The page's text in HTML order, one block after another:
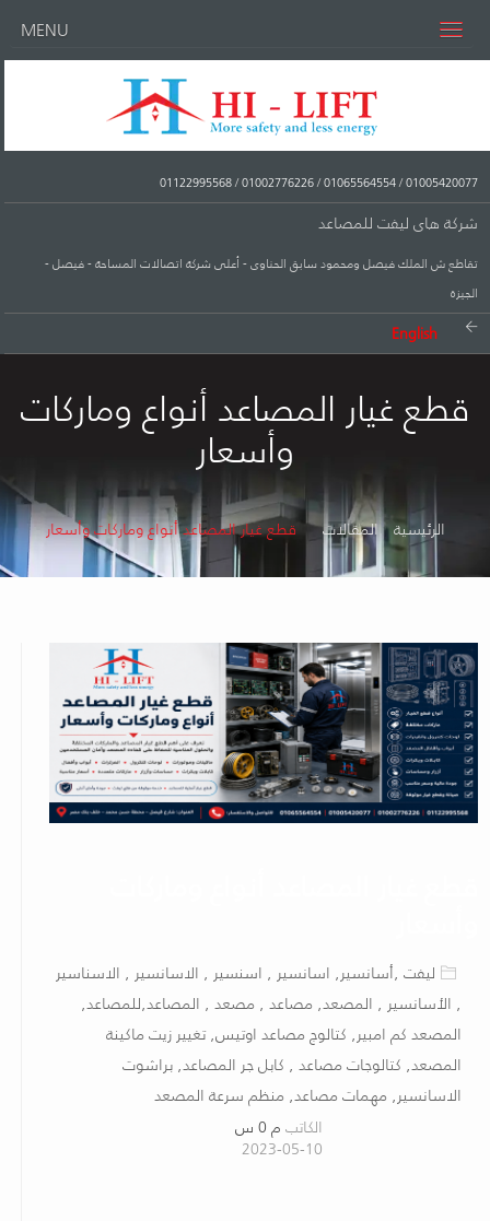
MENU
01005420077
/
01065564554
/
01002776226
/
01122995568
شركة هاى ليفت للمصاعد
تقاطع ش الملك فيصل ومحمود سابق الحناوى - أعلى شركة اتصالات المساحة - فيصل -
الجيزة
English
قطع غيار المصاعد أنواع وماركات
وأسعار
الرئيسية المقالات قطع غيار المصاعد أنواع وماركات وأسعار
ليفت ,أسانسير, اسانسير , اسنسير , الاسانسير , الاسناسير
, الأسانسير , المصعد, مصاعد , مصعد , المصاعد,للمصاعد,
المصعد كم امبير, كتالوج مصاعد اوتيس, تغيير زيت ماكينة
المصعد, كتالوجات مصاعد , كابل جر المصاعد, براشوت
الاسانسير, مهمات مصاعد, منظم سرعة المصعد
الكاتبم 0 س
2023-05-10